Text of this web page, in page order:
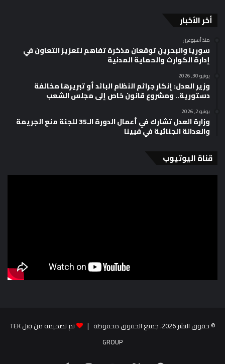
أخر الأخبار
منذ أسبوعين
سوريا والبحرين توقعان مذكرة تفاهم لتعزيز التعاون في
إدارة الكوارث والحماية المدنية
يونيو 30, 2026
وزير العدل: إنكار جرائم النظام البائد أو تبريرها مخالفة
دستورية.. ومشروع قانون خاص إلى مجلس الشعب
يونيو 2, 2026
وزارة العدل تشارك في أعمال الدورة الـ35 للجنة منع الجريمة
والعدالة الجنائية في فيينا
قناة اليوتيوب
© حقوق النشر 2026، جميع الحقوق محفوظة |
تم تصميمه من قِبل TEK
GROUP